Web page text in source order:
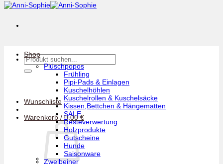
Suchen
nach:
Wunschliste
Warenkorb /0,00€
Shop
Plüschpopos
Frühling
Pipi-Pads & Einlagen
Kuschelhöhlen
Kuschelrollen & Kuschelsäcke
Kissen,Bettchen & Hängematten
SALE
Resteverwertung
Holzprodukte
Gutscheine
Hunde
Saisonware
Zweibeiner